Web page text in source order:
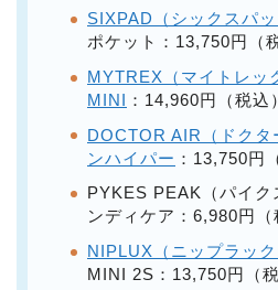
SIXPAD（シックスパッ
ポケット：13,750円（
MYTREX（マイトレ
MINI ：14,960円（税込）
DOCTOR AIR（ドクタ
ンハイパー ：13,750円
PYKES PEAK（パイ
ンディケア：6,980円（
NIPLUX（ニップラック
MINI 2S：13,750円（税